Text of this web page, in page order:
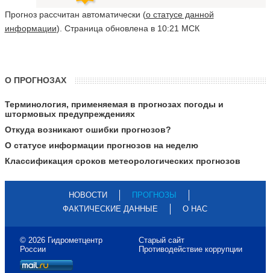
Прогноз рассчитан автоматически (о статусе данной
информации). Страница обновлена в 10:21 МСК
О ПРОГНОЗАХ
Терминология, применяемая в прогнозах погоды и
штормовых предупреждениях
Откуда возникают ошибки прогнозов?
О статусе информации прогнозов на неделю
Классификация сроков метеорологических прогнозов
НОВОСТИ
ПРОГНОЗЫ
ФАКТИЧЕСКИЕ ДАННЫЕ
О НАС
© 2026 Гидрометцентр
России
Старый сайт
Противодействие коррупции